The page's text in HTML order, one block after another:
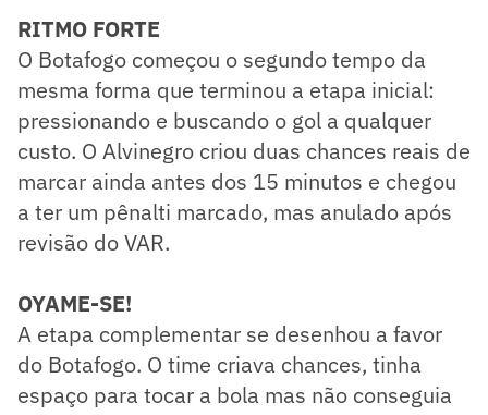
RITMO FORTE
O Botafogo começou o segundo tempo da
mesma forma que terminou a etapa inicial:
pressionando e buscando o gol a qualquer
custo. O Alvinegro criou duas chances reais de
marcar ainda antes dos 15 minutos e chegou
a ter um pênalti marcado, mas anulado após
revisão do VAR.
OYAME-SE!
A etapa complementar se desenhou a favor
do Botafogo. O time criava chances, tinha
espaço para tocar a bola mas não conseguia